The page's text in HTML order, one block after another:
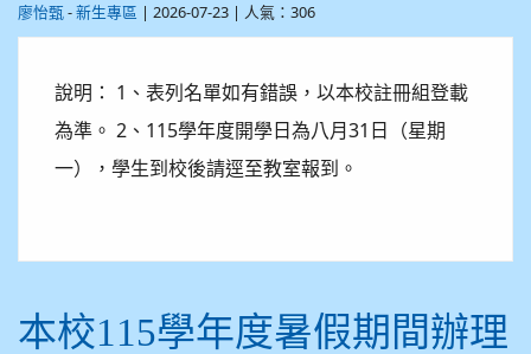
廖怡甄 - 新生專區 | 2026-07-23 | 人氣：306
說明： 1、表列名單如有錯誤，以本校註冊組登載
為準。 2、115學年度開學日為八月31日（星期
一），學生到校後請逕至教室報到。
本校115學年度暑假期間辦理